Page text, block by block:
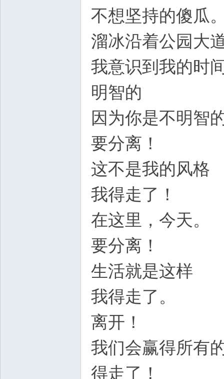
不想坚持的傻瓜
溜冰沿着公园大
我意识到我的时
明智的
因为你是不明智
要分离！
这不是我的风格
我得走了！
在这里，今天。
要分离！
生活就是这样
我得走了。
离开！
我们会赢得所有
得走了！